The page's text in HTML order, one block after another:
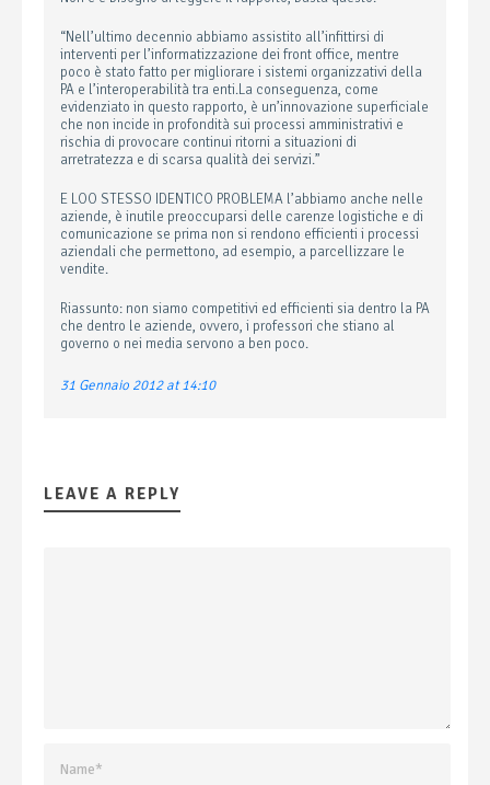
“Nell’ultimo decennio abbiamo assistito all’infittirsi di
interventi per l’informatizzazione dei front office, mentre
poco è stato fatto per migliorare i sistemi organizzativi della
PA e l’interoperabilità tra enti.La conseguenza, come
evidenziato in questo rapporto, è un’innovazione superficiale
che non incide in profondità sui processi amministrativi e
rischia di provocare continui ritorni a situazioni di
arretratezza e di scarsa qualità dei servizi.”
E LOO STESSO IDENTICO PROBLEMA l’abbiamo anche nelle
aziende, è inutile preoccuparsi delle carenze logistiche e di
comunicazione se prima non si rendono efficienti i processi
aziendali che permettono, ad esempio, a parcellizzare le
vendite.
Riassunto: non siamo competitivi ed efficienti sia dentro la PA
che dentro le aziende, ovvero, i professori che stiano al
governo o nei media servono a ben poco.
31 Gennaio 2012 at 14:10
LEAVE A REPLY